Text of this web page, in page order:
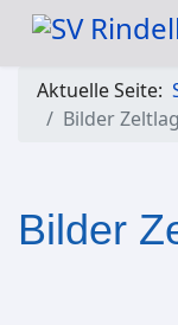
Aktuelle Seite:
Bilder
Bilder